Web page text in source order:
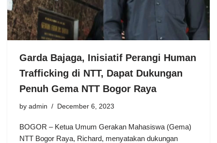
Garda Bajaga, Inisiatif Perangi Human
Trafficking di NTT, Dapat Dukungan
Penuh Gema NTT Bogor Raya
by admin December 6, 2023
BOGOR – Ketua Umum Gerakan Mahasiswa (Gema)
NTT Bogor Raya, Richard, menyatakan dukungan